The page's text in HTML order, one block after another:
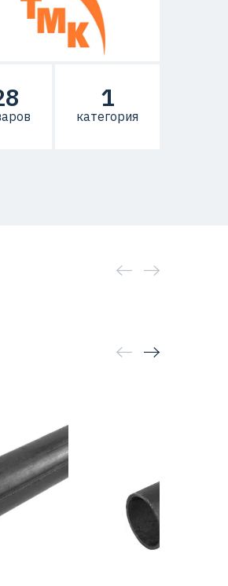
1
категория
Россия Страна
Толщина стенки
Диаметр наружный